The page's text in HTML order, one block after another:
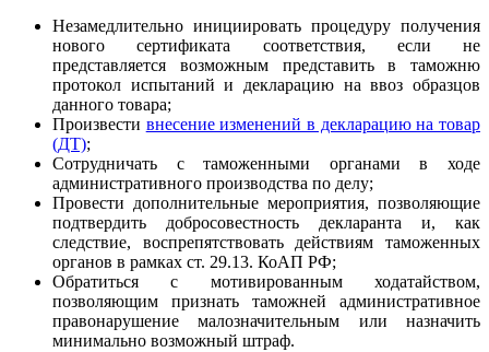
Незамедлительно инициировать процедуру получения
нового сертификата соответствия, если не
представляется возможным представить в таможню
протокол испытаний и декларацию на ввоз образцов
данного товара;
Произвести внесение изменений в декларацию на товар
(ДТ);
Сотрудничать с таможенными органами в ходе
административного производства по делу;
Провести дополнительные мероприятия, позволяющие
подтвердить добросовестность декларанта и, как
следствие, воспрепятствовать действиям таможенных
органов в рамках ст. 29.13. КоАП РФ;
Обратиться с мотивированным ходатайством,
позволяющим признать таможней административное
правонарушение малозначительным или назначить
минимально возможный штраф.